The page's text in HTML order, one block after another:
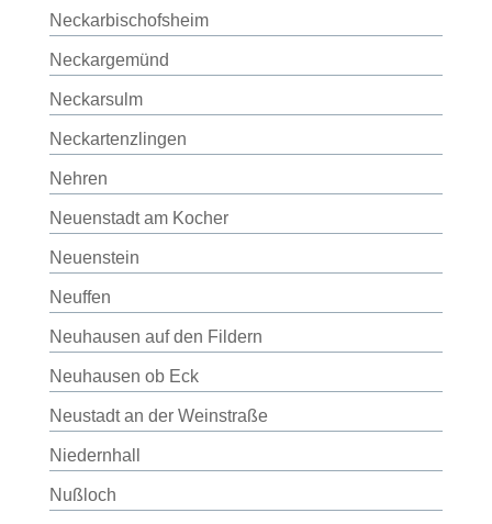
Neckarbischofsheim
Neckargemünd
Neckarsulm
Neckartenzlingen
Nehren
Neuenstadt am Kocher
Neuenstein
Neuffen
Neuhausen auf den Fildern
Neuhausen ob Eck
Neustadt an der Weinstraße
Niedernhall
Nußloch